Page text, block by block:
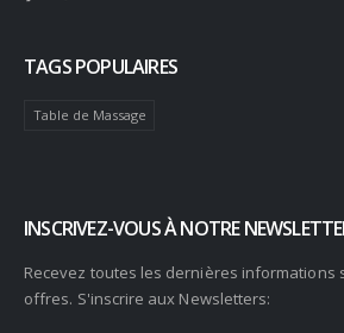
TAGS POPULAIRES
Table de Massage
INSCRIVEZ-VOUS À NOTRE
Recevez toutes les dernières informations
offres. S'inscrire aux Newsletters: